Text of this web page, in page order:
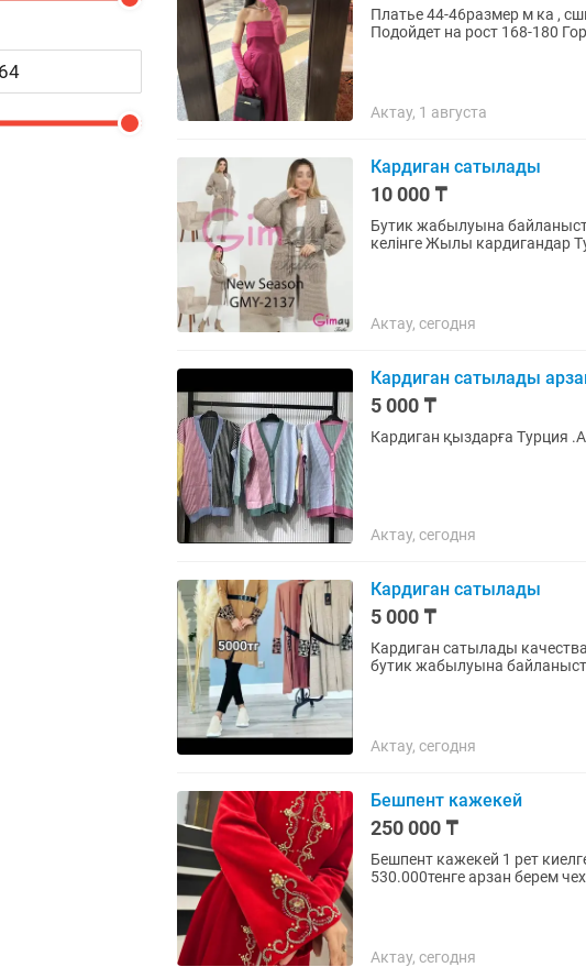
Платье 44-46размер м ка ,
Подойдет на рост 168-180
Актау, 1 августа
Кардиган сатылады
10 000 ₸
Бутик жабылуына
келінге Жылы
Актау, сегодня
Кардиган сатылады
5 000 ₸
Кардиган қыздарға Турция
Актау, сегодня
Кардиган сатылады
5 000 ₸
Кардиган сатылады
бутик жабылуына
Актау, сегодня
Бешпент кажекей
250 000 ₸
Бешпент кажекей 1 рет
530.000тенге арзан берем
Актау, сегодня